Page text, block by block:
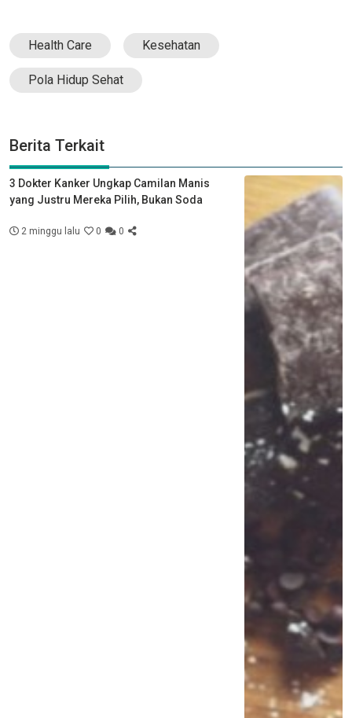
Health Care Kesehatan
Pola Hidup Sehat
Berita Terkait
3 Dokter Kanker Ungkap Camilan Manis
yang Justru Mereka Pilih, Bukan Soda
2 minggu lalu 0 0